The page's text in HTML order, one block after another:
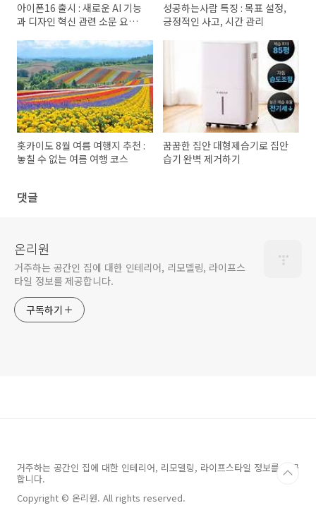
아이폰16 출시 : 새로운 AI 기능
과 디자인 혁신 관련 소문 요약
성공하는사람 특징 : 목표 설정,
긍정적인 사고, 시간 관리
홋카이도 8월 여름 여행지 추천 :
놓칠 수 없는 여름 여행 코스
꿉꿉한 집안 대형제습기로 집안
습기 완벽 제거하기
댓글
온리원
거주하는 공간인 집에 대한 인테리어, 리모델링, 라이프스
타일 정보를 제공합니다.
구독하기
거주하는 공간인 집에 대한 인테리어, 리모델링, 라이프스타일 정보를 제공
합니다.
Copyright © 온리원. All rights reserved.